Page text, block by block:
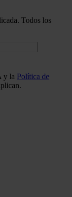
Todos los
y la Política de